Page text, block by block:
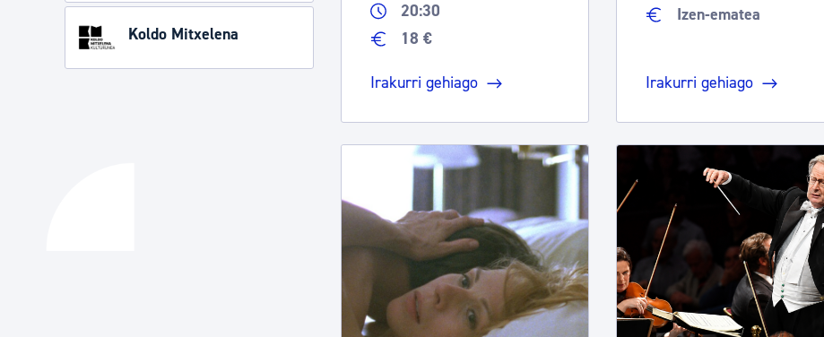
Koldo Mitxelena
20:30
18 €
Irakurri gehiago
Izen-ematea
Irakurri gehiago